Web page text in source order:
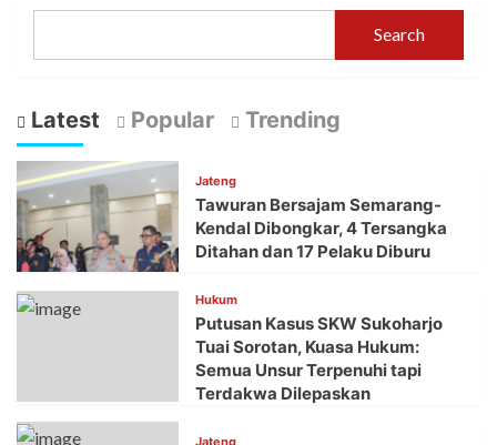
Search
Latest Popular Trending
Jateng
Tawuran Bersajam Semarang-
Kendal Dibongkar, 4 Tersangka
Ditahan dan 17 Pelaku Diburu
Hukum
Putusan Kasus SKW Sukoharjo
Tuai Sorotan, Kuasa Hukum:
Semua Unsur Terpenuhi tapi
Terdakwa Dilepaskan
Jateng